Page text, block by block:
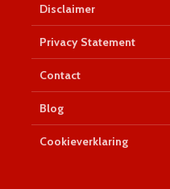
Disclaimer
Privacy Statement
Contact
Blog
Cookieverklaring